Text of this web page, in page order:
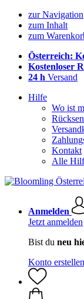
zur Navigation
zum Inhalt
zum
Österreich:
Kostenloser
24 h Versand
Hilfe
Wo ist
Kontakt
Alle
Anmelden
Jetzt anmelden
Bist du neu
Konto erstellen